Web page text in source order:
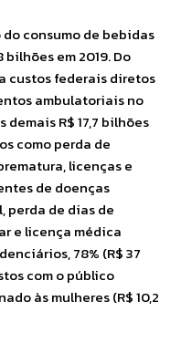
consumo de bebidas
bilhões em 2019. Do
custos federais diretos
ambulatoriais no
demais R$ 17,7 bilhões
como perda de
licenças e
de doenças
perda de dias de
e licença médica
78% (R$ 37
com o público
às mulheres (R$ 10,2